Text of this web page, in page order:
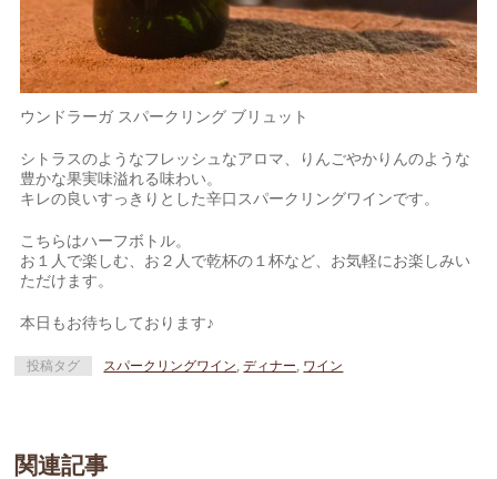
ウンドラーガ スパークリング ブリュット
シトラスのようなフレッシュなアロマ、りんごやかりんのような
豊かな果実味溢れる味わい。
キレの良いすっきりとした辛口スパークリングワインです。
こちらはハーフボトル。
お１人で楽しむ、お２人で乾杯の１杯など、お気軽にお楽しみい
ただけます。
本日もお待ちしております♪
投稿タグ スパークリングワイン,ディナー, ワイン
関連記事